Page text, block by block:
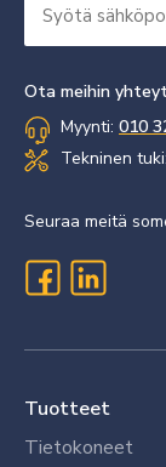
sähköpostisi
Ota meihin
Myynti: 010
Tekninen tuki:
Seuraa meitä
Tuotteet
Tietokoneet